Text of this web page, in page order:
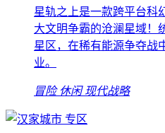
星轨之上是一款跨平台科
大文明争霸的沧澜星域！
星区，在稀有能源争夺战
业。
冒险 休闲 现代战略
专区